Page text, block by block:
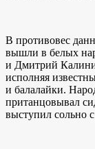
В противовес
вышли в белых
и Дмитрий
исполняя
и балалайки.
пританцовывал
выступил сольно